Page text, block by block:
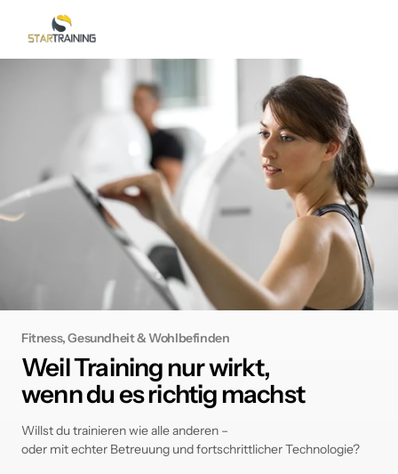
Fitness, Gesundheit & Wohlbefinden
Weil Training nur wirkt,
wenn du es richtig machst
Willst du trainieren wie alle anderen –
oder mit echter Betreuung und fortschrittlicher Technologie?